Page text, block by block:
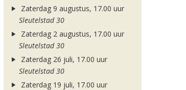
Zaterdag 9 augustus, 17.00 uur
Sleutelstad 30
Zaterdag 2 augustus, 17.00 uur
Sleutelstad 30
Zaterdag 26 juli, 17.00 uur
Sleutelstad 30
Zaterdag 19 juli, 17.00 uur